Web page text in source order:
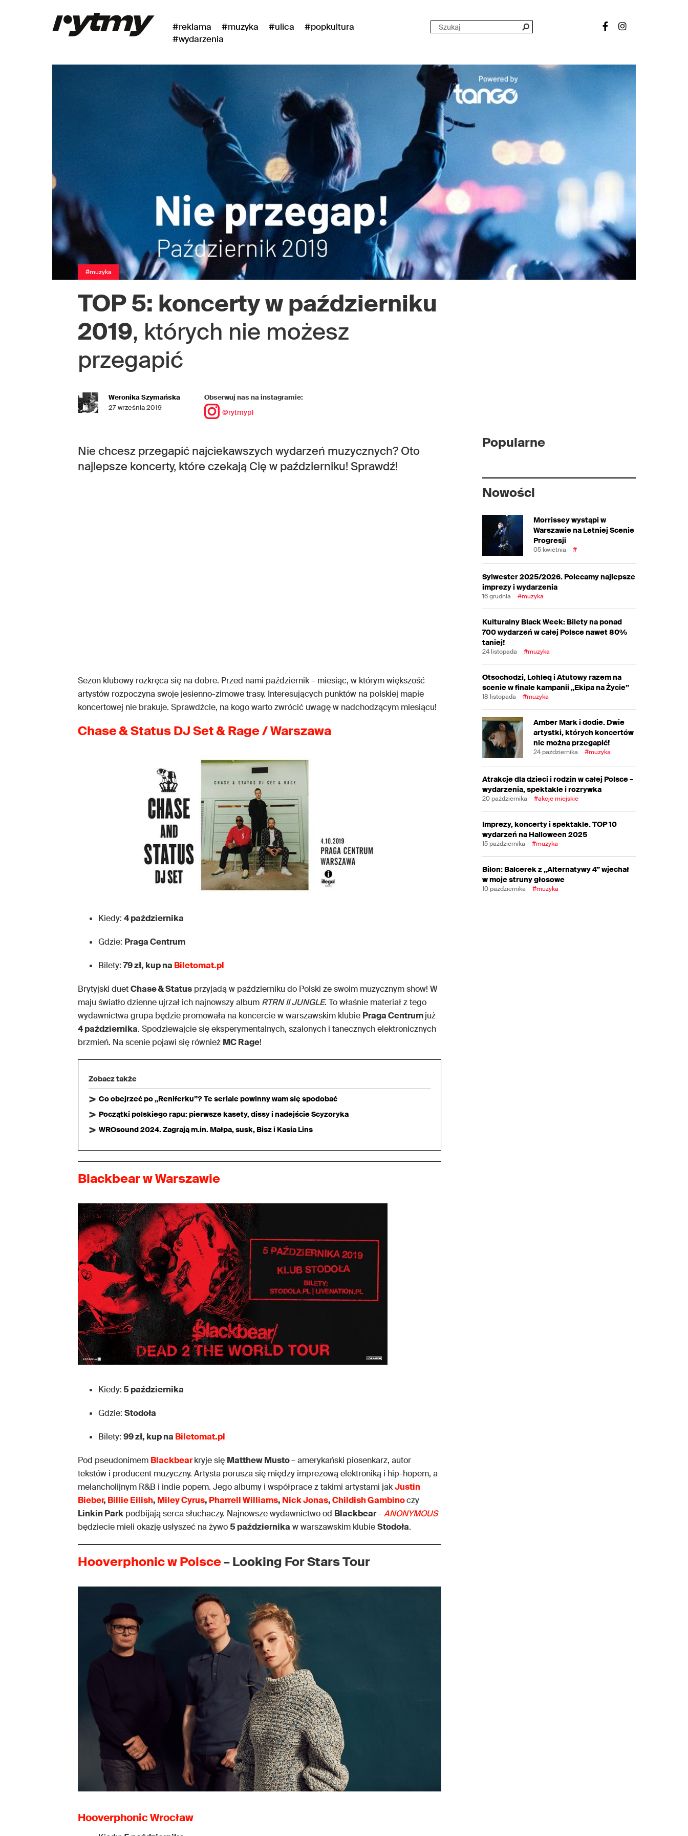
#reklama #muzyka #ulica
#popkultura
#wydarzenia
#muzyka
TOP 5: koncerty w październiku
2019, których nie możesz
przegapić
Weronika Szymańska
27 września 2019
Obserwuj nas na instagramie:
@rytmypl
Nie chcesz przegapić najciekawszych wydarzeń muzycznych? Oto
najlepsze koncerty, które czekają Cię w październiku! Sprawdź!
Sezon klubowy rozkręca się na dobre. Przed nami październik – miesiąc, w którym większość
artystów rozpoczyna swoje jesienno-zimowe trasy. Interesujących punktów na polskiej mapie
koncertowej nie brakuje. Sprawdźcie, na kogo warto zwrócić uwagę w nadchodzącym miesiącu!
Chase & Status DJ Set & Rage / Warszawa
Kiedy: 4 października
Gdzie: Praga Centrum
Bilety: 79 zł, kup na Biletomat.pl
Brytyjski duetChase & Status przyjadą w październiku do Polski ze swoim muzycznym show! W
maju światło dzienne ujrzał ich najnowszy album RTRN II JUNGLE. To właśnie materiał z tego
wydawnictwa grupa będzie promowała na koncercie w warszawskim klubie Praga Centrumjuż
4 października. Spodziewajcie się eksperymentalnych, szalonych i tanecznych elektronicznych
brzmień. Na scenie pojawi się również MC Rage!
Zobacz także
Co obejrzeć po „Reniferku”? Te seriale powinny wam się spodobać
Początki polskiego rapu: pierwsze kasety, dissy i nadejście Scyzoryka
WROsound 2024. Zagrają m.in. Małpa, susk, Bisz i Kasia Lins
Blackbear w Warszawie
Kiedy:5 października
Gdzie: Stodoła
Bilety: 99 zł, kup na Biletomat.pl
Pod pseudonimem Blackbearkryje się Matthew Musto– amerykański piosenkarz, autor
tekstów i producent muzyczny. Artysta porusza się między imprezową elektroniką i hip-hopem, a
melancholijnym R&B i indie popem. Jego albumy i współprace z takimi artystami jakJustin
Bieber, Billie Eilish, Miley Cyrus, Pharrell Williams, Nick Jonas,Childish Gambinoczy
Linkin Park podbijają serca słuchaczy. Najnowsze wydawnictwo od Blackbear–ANONYMOUS
będziecie mieli okazję usłyszeć na żywo5 października w warszawskim klubieStodoła.
Hooverphonic w Polsce– Looking For Stars Tour
Hooverphonic Wrocław
Popularne
Nowości
Morrissey wystąpi w
Warszawie na Letniej Scenie
Progresji
05 kwietnia #
Sylwester 2025/2026. Polecamy najlepsze
imprezy i wydarzenia
16 grudnia #muzyka
Kulturalny Black Week: Bilety na ponad
700 wydarzeń w całej Polsce nawet 80%
taniej!
24 listopada #muzyka
Otsochodzi, Lohleq i Atutowy razem na
scenie w finale kampanii „Ekipa na Życie”
18 listopada #muzyka
Amber Mark i dodie. Dwie
artystki, których koncertów
nie można przegapić!
24 października #muzyka
Atrakcje dla dzieci i rodzin w całej Polsce –
wydarzenia, spektakle i rozrywka
20 października #akcje miejskie
Imprezy, koncerty i spektakle. TOP 10
wydarzeń na Halloween 2025
15 października #muzyka
Bilon: Balcerek z „Alternatywy 4” wjechał
w moje struny głosowe
10 października #muzyka